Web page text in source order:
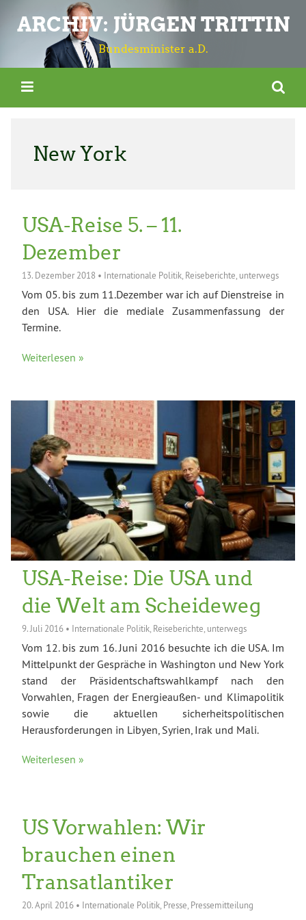
ARCHIV: JÜRGEN TRITTIN
Bundesminister a.D.
New York
USA-Reise 5. – 11.
Dezember
13. Dezember 2018 • Internationale Politik Reiseberichte unterwegs
Vom 05. bis zum 11.Dezember war ich auf Dienstreise in
den USA. Hier die mediale Zusammenfassung der
Termine.
Weiterlesen »
USA-Reise: Die USA und
die Welt am Scheideweg
9. Juli 2016 • Internationale Politik Reiseberichte unterwegs
Vom 12. bis zum 16. Juni 2016 besuchte ich die USA. Im
Mittelpunkt der Gespräche in Washington und New York
stand der Präsidentschaftswahlkampf nach den
Vorwahlen, Fragen der Energieaußen- und Klimapolitik
sowie die aktuellen sicherheitspolitischen
Herausforderungen in Libyen, Syrien, Irak und Mali.
Weiterlesen »
US Vorwahlen: Wir
brauchen einen
Transatlantiker
20. April 2016 • Internationale Politik Presse Pressemitteilung